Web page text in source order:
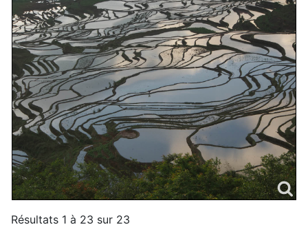
Résultats 1 à 23 sur 23